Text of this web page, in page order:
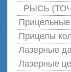
РЫСЬ
Прицелы
Лазерные
Лазерные